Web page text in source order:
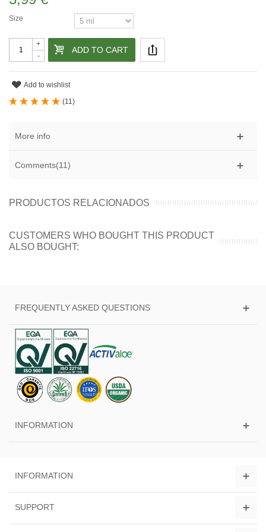
Size
-
+
ADD TO CART
Add to wishlist
(11)
More info
Comments(11)
PRODUCTOS RELACIONADOS
CUSTOMERS WHO BOUGHT THIS PRODUCT
ALSO BOUGHT:
FREQUENTLY ASKED QUESTIONS
INFORMATION
INFORMATION
SUPPORT